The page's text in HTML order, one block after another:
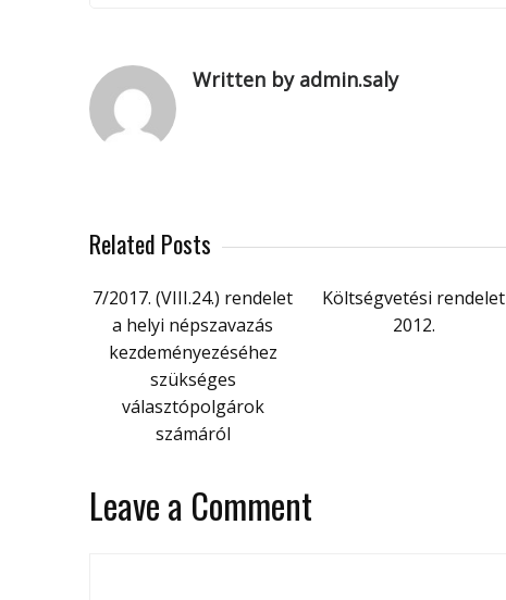
Written by admin.saly
Related Posts
7/2017. (VIII.24.) rendelet
a helyi népszavazás
kezdeményezéséhez
szükséges
választópolgárok
számáról
Költségvetési rendelet
2012.
Leave a Comment